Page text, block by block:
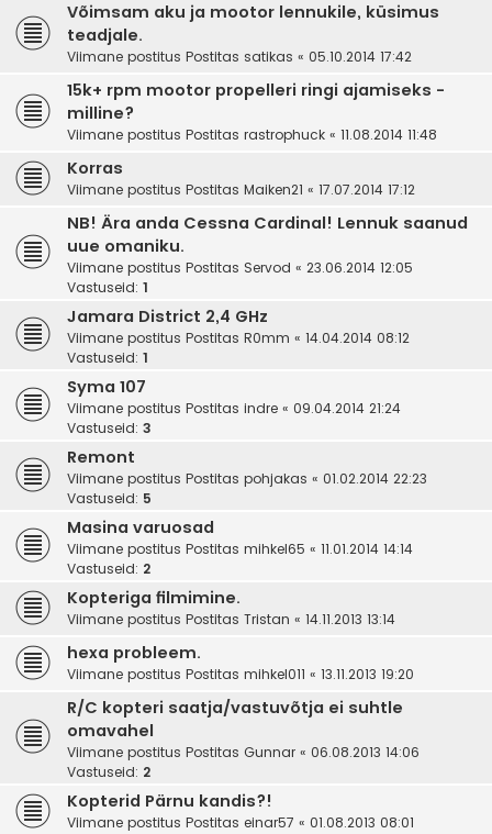
Võimsam aku ja mootor lennukile, küsimus
teadjale.
Viimane postitus Postitas satikas « 05.10.2014 17:42
15k+ rpm mootor propelleri ringi ajamiseks -
milline?
Viimane postitus Postitas rastrophuck « 11.08.2014 11:48
Korras
Viimane postitus Postitas Maiken21 « 17.07.2014 17:12
NB! Ära anda Cessna Cardinal! Lennuk saanud
uue omaniku.
Viimane postitus Postitas Servod « 23.06.2014 12:05
Vastuseid: 1
Jamara District 2,4 GHz
Viimane postitus Postitas R0mm « 14.04.2014 08:12
Vastuseid: 1
Syma 107
Viimane postitus Postitas indre « 09.04.2014 21:24
Vastuseid: 3
Remont
Viimane postitus Postitas pohjakas « 01.02.2014 22:23
Vastuseid: 5
Masina varuosad
Viimane postitus Postitas mihkel65 « 11.01.2014 14:14
Vastuseid: 2
Kopteriga filmimine.
Viimane postitus Postitas Tristan « 14.11.2013 13:14
hexa probleem.
Viimane postitus Postitas mihkel011 « 13.11.2013 19:20
R/C kopteri saatja/vastuvõtja ei suhtle
omavahel
Viimane postitus Postitas Gunnar « 06.08.2013 14:06
Vastuseid: 2
Kopterid Pärnu kandis?!
Viimane postitus Postitas einar57 « 01.08.2013 08:01